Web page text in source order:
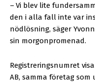
– Vi blev lite
den i alla fall inte var
nödlösning, säger
sin morgonpromenad.
Registreringsnumret
AB, samma företag